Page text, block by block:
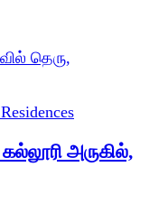
Residences
அருகில்,